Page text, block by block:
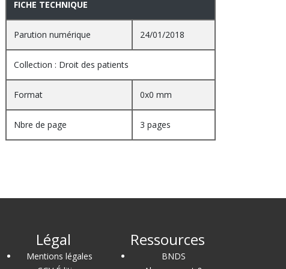
FICHE TECHNIQUE
Parution numérique 24/01/2018
Collection : Droit des patients
Format 0x0 mm
Nbre de page 3 pages
Légal
Mentions légales
Ressources
BNDS